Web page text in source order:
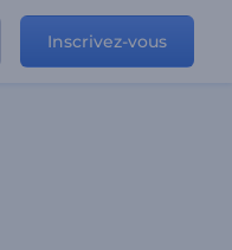
Inscrivez-vous